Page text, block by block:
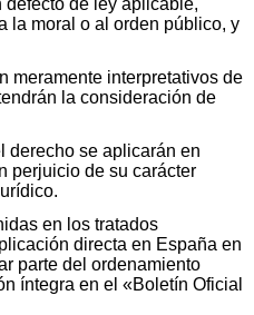
defecto de ley aplicable,
la moral o al orden público, y
meramente interpretativos de
la consideración de
derecho se aplicarán en
perjuicio de su carácter
en los tratados
directa en España en
parte del ordenamiento
íntegra en el «Boletín Oficial